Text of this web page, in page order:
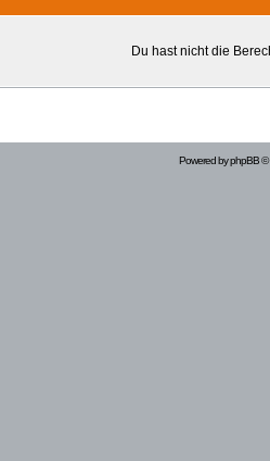
Du hast nicht die
Powered byphpBB©